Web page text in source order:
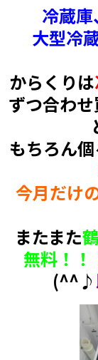
冷蔵
大型冷
からくりは
ずつ合わ
もちろん
今月だけ
またまた
無料！！
(^^♪